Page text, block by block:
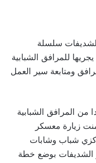
سلسلة
يجريها للمرافق الشبابية
ومتابعة سير العمل
المرافق الشبابية
زيارة معسكر
شباب وشابات
الشديفات بوضع خطة